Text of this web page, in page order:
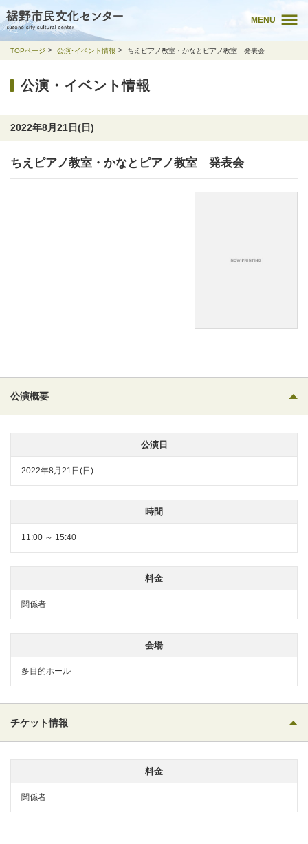
MENU
TOPページ 公演･イベント情報 ちえピアノ教室・かなとピアノ教室 発表会
公演・イベント情報
2022年8月21日(日)
ちえピアノ教室・かなとピアノ教室 発表会
公演概要
公演日
2022年8月21日(日)
時間
11:00 ～ 15:40
料金
関係者
会場
多目的ホール
チケット情報
料金
関係者